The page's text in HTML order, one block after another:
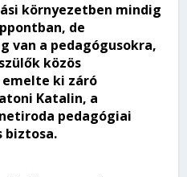
környezetben mindig
de
van a pedagógusokra,
közös
emelte ki záró
Katalin, a
pedagógiai
biztosa.